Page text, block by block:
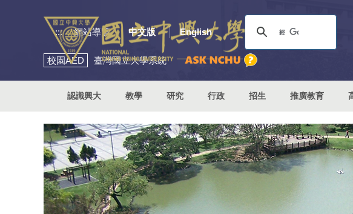
::: 網站導覽 中文版 English
校園AED 臺灣國立大學系統
認識興大 教學 研究 行政 招生 推廣教育